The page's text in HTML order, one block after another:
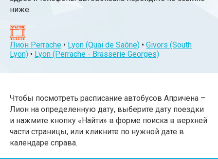
ниже.
Лион Perrache • Lyon (Quai de Saône) • Givors (South
Lyon) • Lyon (Perrache - Brasserie Georges)
Чтобы посмотреть расписание автобусов Апричена –
Лион на определенную дату, выберите дату поездки
и нажмите кнопку «Найти» в форме поиска в верхней
части страницы, или кликните по нужной дате в
календаре справа.